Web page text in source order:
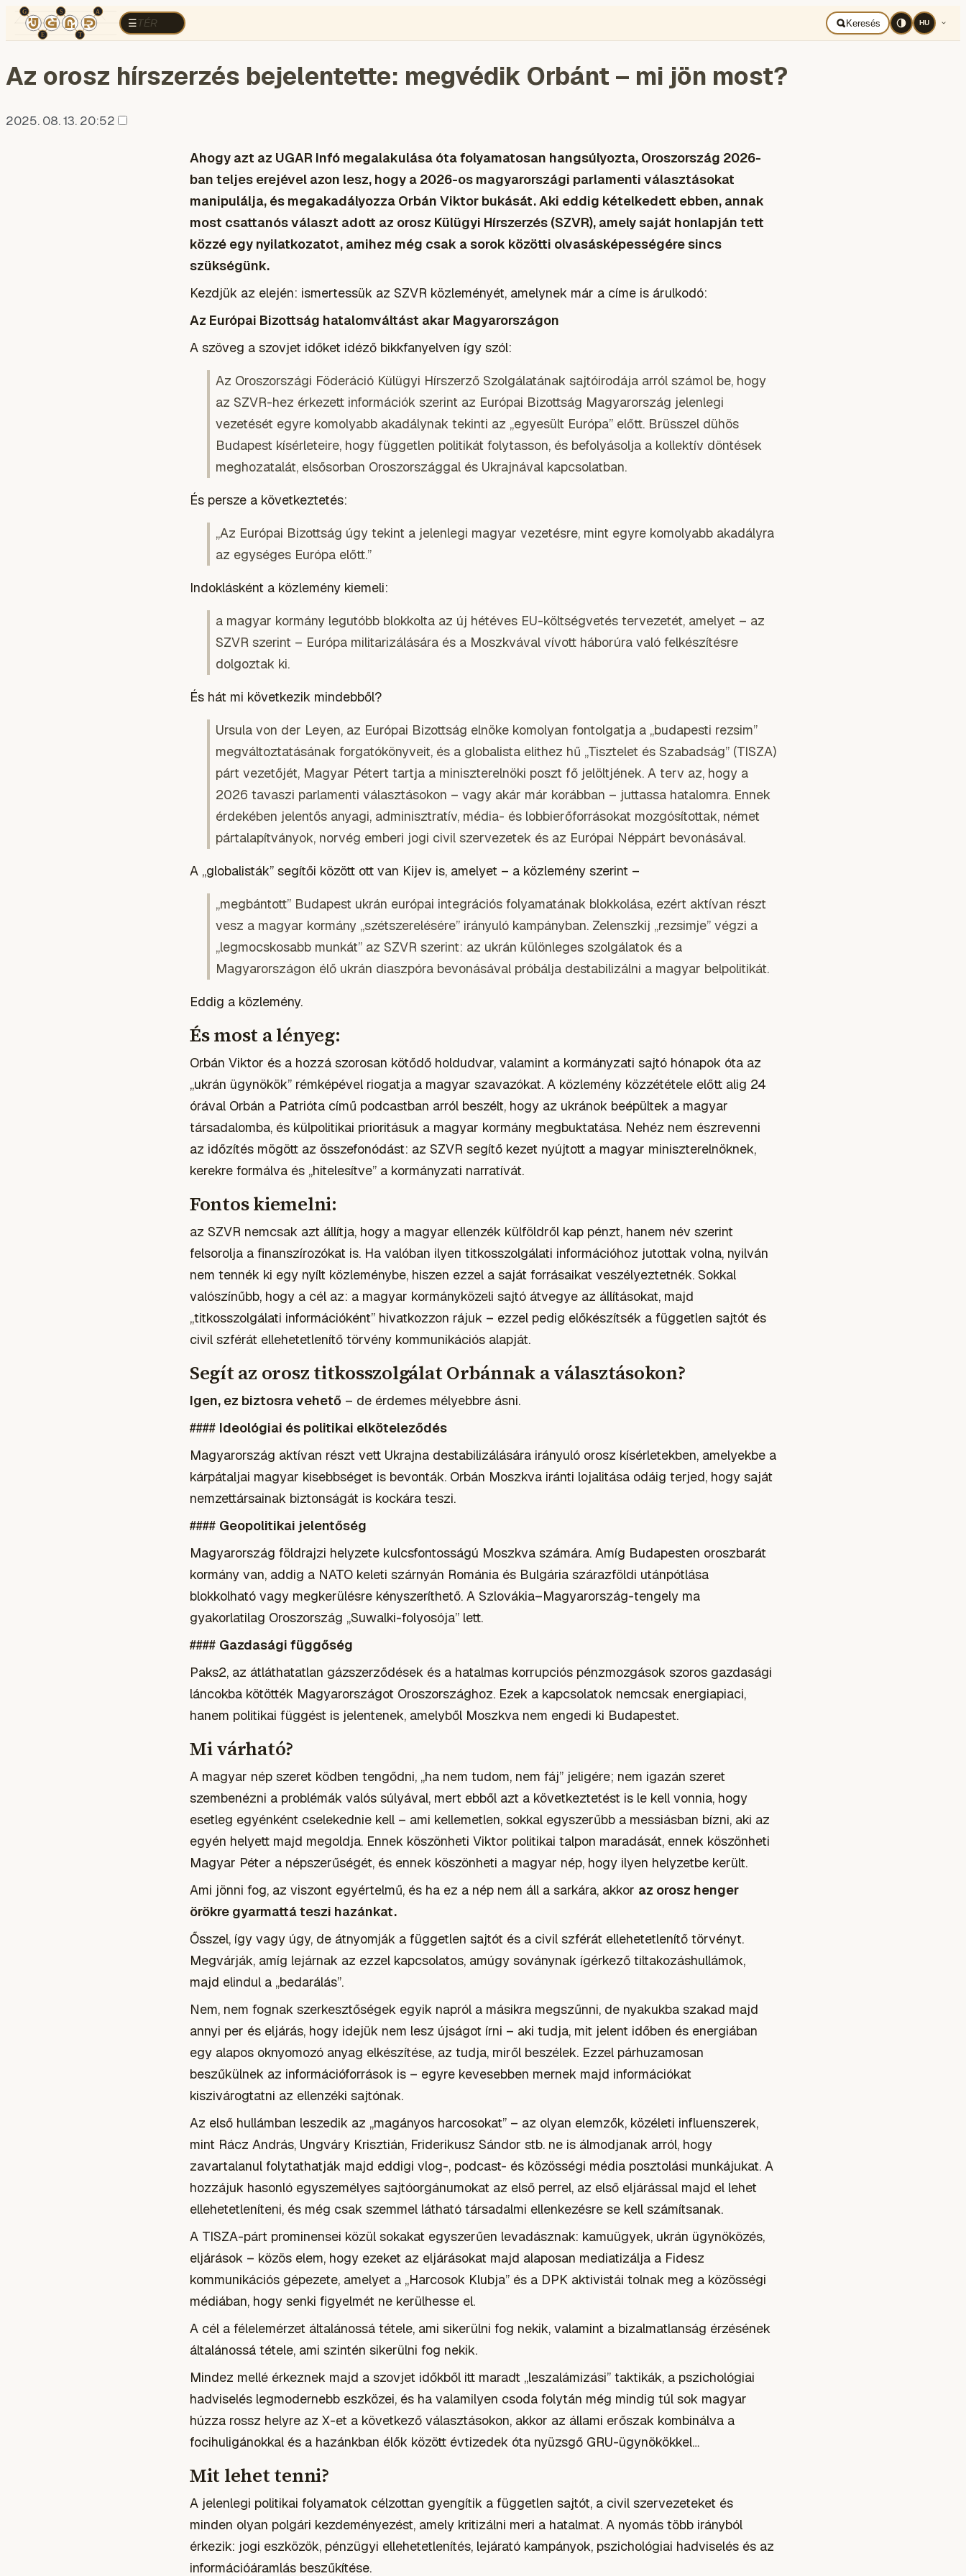
☰TÉR
TÉRELEMZÉS Keresés HU
Az orosz hírszerzés bejelentette: megvédik Orbánt – mi jön most?
2025. 08. 13. 20:52
Ahogy azt az UGAR Infó megalakulása óta folyamatosan hangsúlyozta, Oroszország 2026-
ban teljes erejével azon lesz, hogy a 2026-os magyarországi parlamenti választásokat
manipulálja, és megakadályozza Orbán Viktor bukását. Aki eddig kételkedett ebben, annak
most csattanós választ adott az orosz Külügyi Hírszerzés (SZVR), amely saját honlapján tett
közzé egy nyilatkozatot, amihez még csak a sorok közötti olvasásképességére sincs
szükségünk.
Kezdjük az elején: ismertessük az SZVR közleményét, amelynek már a címe is árulkodó:
Az Európai Bizottság hatalomváltást akar Magyarországon
A szöveg a szovjet időket idéző bikkfanyelven így szól:
Az Oroszországi Föderáció Külügyi Hírszerző Szolgálatának sajtóirodája arról számol be, hogy
az SZVR-hez érkezett információk szerint az Európai Bizottság Magyarország jelenlegi
vezetését egyre komolyabb akadálynak tekinti az „egyesült Európa” előtt. Brüsszel dühös
Budapest kísérleteire, hogy független politikát folytasson, és befolyásolja a kollektív döntések
meghozatalát, elsősorban Oroszországgal és Ukrajnával kapcsolatban.
És persze a következtetés:
„Az Európai Bizottság úgy tekint a jelenlegi magyar vezetésre, mint egyre komolyabb akadályra
az egységes Európa előtt.”
Indoklásként a közlemény kiemeli:
a magyar kormány legutóbb blokkolta az új hétéves EU-költségvetés tervezetét, amelyet – az
SZVR szerint – Európa militarizálására és a Moszkvával vívott háborúra való felkészítésre
dolgoztak ki.
És hát mi következik mindebből?
Ursula von der Leyen, az Európai Bizottság elnöke komolyan fontolgatja a „budapesti rezsim”
megváltoztatásának forgatókönyveit, és a globalista elithez hű „Tisztelet és Szabadság” (TISZA)
párt vezetőjét, Magyar Pétert tartja a miniszterelnöki poszt fő jelöltjének. A terv az, hogy a
2026 tavaszi parlamenti választásokon – vagy akár már korábban – juttassa hatalomra. Ennek
érdekében jelentős anyagi, adminisztratív, média- és lobbierőforrásokat mozgósítottak, német
pártalapítványok, norvég emberi jogi civil szervezetek és az Európai Néppárt bevonásával.
A „globalisták” segítői között ott van Kijev is, amelyet – a közlemény szerint –
„megbántott” Budapest ukrán európai integrációs folyamatának blokkolása, ezért aktívan részt
vesz a magyar kormány „szétszerelésére” irányuló kampányban. Zelenszkij „rezsimje” végzi a
„legmocskosabb munkát” az SZVR szerint: az ukrán különleges szolgálatok és a
Magyarországon élő ukrán diaszpóra bevonásával próbálja destabilizálni a magyar belpolitikát.
Eddig a közlemény.
És most a lényeg:
Orbán Viktor és a hozzá szorosan kötődő holdudvar, valamint a kormányzati sajtó hónapok óta az
„ukrán ügynökök” rémképével riogatja a magyar szavazókat. A közlemény közzététele előtt alig 24
órával Orbán a Patrióta című podcastban arról beszélt, hogy az ukránok beépültek a magyar
társadalomba, és külpolitikai prioritásuk a magyar kormány megbuktatása. Nehéz nem észrevenni
az időzítés mögött az összefonódást: az SZVR segítő kezet nyújtott a magyar miniszterelnöknek,
kerekre formálva és „hitelesítve” a kormányzati narratívát.
Fontos kiemelni:
az SZVR nemcsak azt állítja, hogy a magyar ellenzék külföldről kap pénzt, hanem név szerint
felsorolja a finanszírozókat is. Ha valóban ilyen titkosszolgálati információhoz jutottak volna, nyilván
nem tennék ki egy nyílt közleménybe, hiszen ezzel a saját forrásaikat veszélyeztetnék. Sokkal
valószínűbb, hogy a cél az: a magyar kormányközeli sajtó átvegye az állításokat, majd
„titkosszolgálati információként” hivatkozzon rájuk – ezzel pedig előkészítsék a független sajtót és
civil szférát ellehetetlenítő törvény kommunikációs alapját.
Segít az orosz titkosszolgálat Orbánnak a választásokon?
Igen, ez biztosra vehető – de érdemes mélyebbre ásni.
#### Ideológiai és politikai elköteleződés
Magyarország aktívan részt vett Ukrajna destabilizálására irányuló orosz kísérletekben, amelyekbe a
kárpátaljai magyar kisebbséget is bevonták. Orbán Moszkva iránti lojalitása odáig terjed, hogy saját
nemzettársainak biztonságát is kockára teszi.
#### Geopolitikai jelentőség
Magyarország földrajzi helyzete kulcsfontosságú Moszkva számára. Amíg Budapesten oroszbarát
kormány van, addig a NATO keleti szárnyán Románia és Bulgária szárazföldi utánpótlása
blokkolható vagy megkerülésre kényszeríthető. A Szlovákia–Magyarország-tengely ma
gyakorlatilag Oroszország „Suwalki-folyosója” lett.
#### Gazdasági függőség
Paks2, az átláthatatlan gázszerződések és a hatalmas korrupciós pénzmozgások szoros gazdasági
láncokba kötötték Magyarországot Oroszországhoz. Ezek a kapcsolatok nemcsak energiapiaci,
hanem politikai függést is jelentenek, amelyből Moszkva nem engedi ki Budapestet.
Mi várható?
A magyar nép szeret ködben tengődni, „ha nem tudom, nem fáj” jeligére; nem igazán szeret
szembenézni a problémák valós súlyával, mert ebből azt a következtetést is le kell vonnia, hogy
esetleg egyénként cselekednie kell – ami kellemetlen, sokkal egyszerűbb a messiásban bízni, aki az
egyén helyett majd megoldja. Ennek köszönheti Viktor politikai talpon maradását, ennek köszönheti
Magyar Péter a népszerűségét, és ennek köszönheti a magyar nép, hogy ilyen helyzetbe került.
Ami jönni fog, az viszont egyértelmű, és ha ez a nép nem áll a sarkára, akkor az orosz henger
örökre gyarmattá teszi hazánkat.
Ősszel, így vagy úgy, de átnyomják a független sajtót és a civil szférát ellehetetlenítő törvényt.
Megvárják, amíg lejárnak az ezzel kapcsolatos, amúgy soványnak ígérkező tiltakozáshullámok,
majd elindul a „bedarálás”.
Nem, nem fognak szerkesztőségek egyik napról a másikra megszűnni, de nyakukba szakad majd
annyi per és eljárás, hogy idejük nem lesz újságot írni – aki tudja, mit jelent időben és energiában
egy alapos oknyomozó anyag elkészítése, az tudja, miről beszélek. Ezzel párhuzamosan
beszűkülnek az információforrások is – egyre kevesebben mernek majd információkat
kiszivárogtatni az ellenzéki sajtónak.
Az első hullámban leszedik az „magányos harcosokat” – az olyan elemzők, közéleti influenszerek,
mint Rácz András, Ungváry Krisztián, Friderikusz Sándor stb. ne is álmodjanak arról, hogy
zavartalanul folytathatják majd eddigi vlog-, podcast- és közösségi média posztolási munkájukat. A
hozzájuk hasonló egyszemélyes sajtóorgánumokat az első perrel, az első eljárással majd el lehet
ellehetetleníteni, és még csak szemmel látható társadalmi ellenkezésre se kell számítsanak.
A TISZA-párt prominensei közül sokakat egyszerűen levadásznak: kamuügyek, ukrán ügynöközés,
eljárások – közös elem, hogy ezeket az eljárásokat majd alaposan mediatizálja a Fidesz
kommunikációs gépezete, amelyet a „Harcosok Klubja” és a DPK aktivistái tolnak meg a közösségi
médiában, hogy senki figyelmét ne kerülhesse el.
A cél a félelemérzet általánossá tétele, ami sikerülni fog nekik, valamint a bizalmatlanság érzésének
általánossá tétele, ami szintén sikerülni fog nekik.
Mindez mellé érkeznek majd a szovjet időkből itt maradt „leszalámizási” taktikák, a pszichológiai
hadviselés legmodernebb eszközei, és ha valamilyen csoda folytán még mindig túl sok magyar
húzza rossz helyre az X-et a következő választásokon, akkor az állami erőszak kombinálva a
focihuligánokkal és a hazánkban élők között évtizedek óta nyüzsgő GRU-ügynökökkel…
Mit lehet tenni?
A jelenlegi politikai folyamatok célzottan gyengítik a független sajtót, a civil szervezeteket és
minden olyan polgári kezdeményezést, amely kritizálni meri a hatalmat. A nyomás több irányból
érkezik: jogi eszközök, pénzügyi ellehetetlenítés, lejárató kampányok, pszichológiai hadviselés és az
információáramlás beszűkítése.